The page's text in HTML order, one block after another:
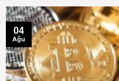
04
Ağu